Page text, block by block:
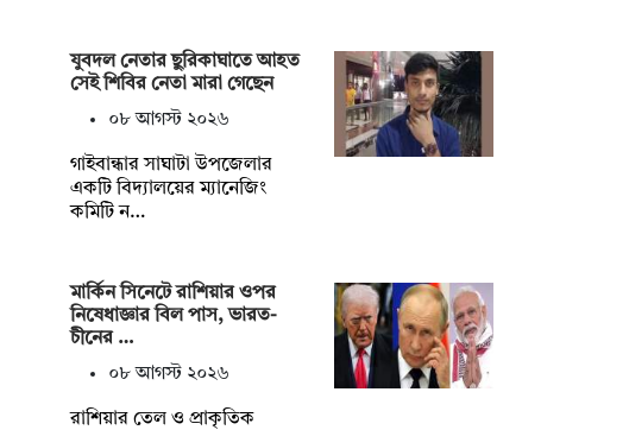
যুবদল নেতার ছুরিকাঘাতে আহত
সেই শিবির নেতা মারা গেছেন
০৮ আগস্ট ২০২৬
গাইবান্ধার সাঘাটা উপজেলার
একটি বিদ্যালয়ের ম্যানেজিং
কমিটি ন…
মার্কিন সিনেটে রাশিয়ার ওপর
নিষেধাজ্ঞার বিল পাস, ভারত-
চীনের …
০৮ আগস্ট ২০২৬
রাশিয়ার তেল ও প্রাকৃতিক